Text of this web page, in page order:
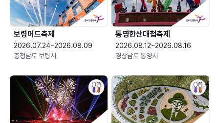
보령머드축제
2026.07.24~2026.08.09
충청남도 보령시
통영한산대첩축제
2026.08.12~2026.08.16
경상남도 통영시